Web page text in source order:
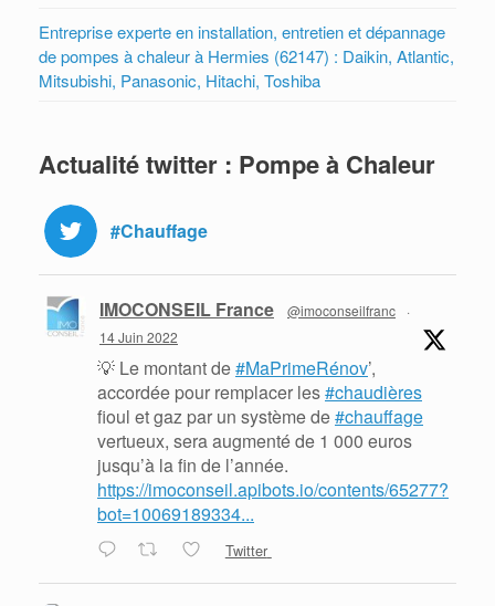
Entreprise experte en installation, entretien et dépannage
de pompes à chaleur à Hermies (62147) : Daikin, Atlantic,
Mitsubishi, Panasonic, Hitachi, Toshiba
Actualité twitter : Pompe à Chaleur
#Chauffage
IMOCONSEIL France @imoconseilfranc
·
14 Juin 2022
💡 Le montant de#MaPrimeRénov’,
accordée pour remplacer les#chaudières
fioul et gaz par un système de#chauffage
vertueux, sera augmenté de 1 000 euros
jusqu’à la fin de l’année.
https://imoconseil.apibots.io/contents/65277?
bot=10069189334...
Twitter